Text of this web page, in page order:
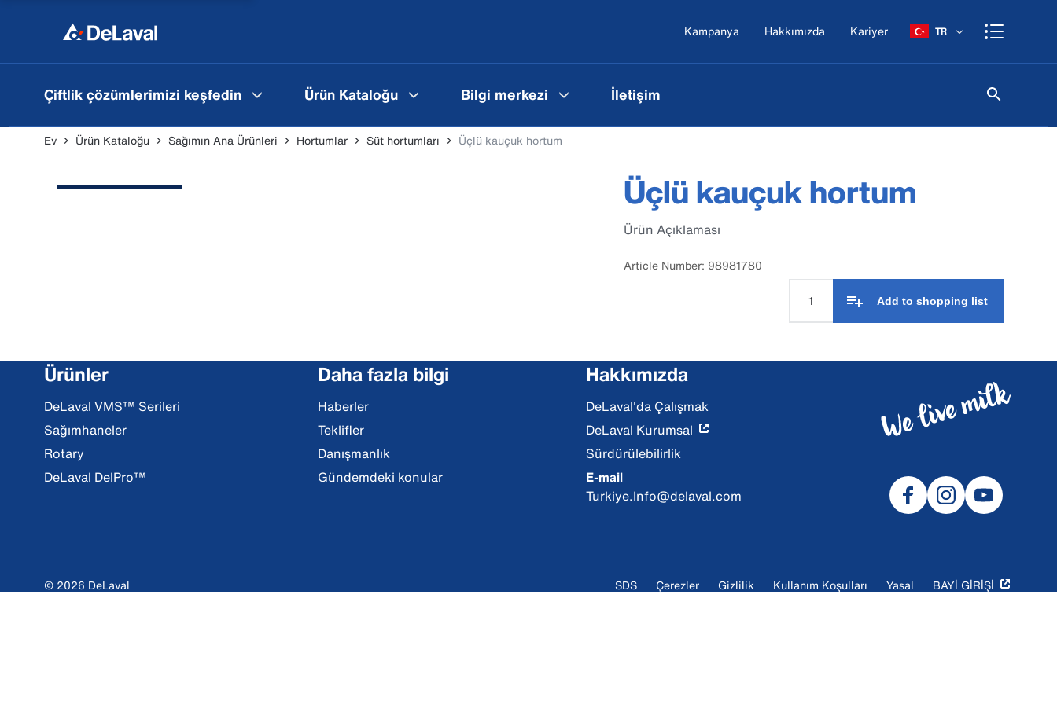
Kampanya Hakkımızda Kariyer TR
Çiftlik çözümlerimizi keşfedin Ürün Kataloğu Bilgi merkezi İletişim
Ev Ürün Kataloğu Sağımın Ana Ürünleri Hortumlar Süt hortumları Üçlü kauçuk hortum
Üçlü kauçuk hortum
Ürün Açıklaması
Article Number: 98981780
Add to shopping list
Ürünler
DeLaval VMS™ Serileri
Sağımhaneler
Rotary
DeLaval DelPro™
Daha fazla bilgi
Haberler
Teklifler
Danışmanlık
Gündemdeki konular
Hakkımızda
DeLaval'da Çalışmak
DeLaval Kurumsal
Sürdürülebilirlik
E-mail
Turkiye.Info@delaval.com
© 2026 DeLaval SDS Çerezler Gizlilik Kullanım Koşulları Yasal BAYİ GİRİŞİ